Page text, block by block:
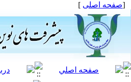
[صفحه اصلی ]